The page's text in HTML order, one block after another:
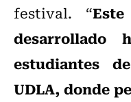
festival. “
desarrollado
estudiantes
UDLA, donde